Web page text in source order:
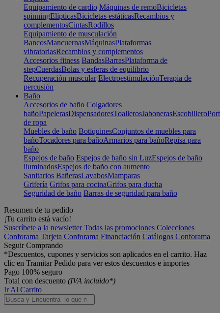
Equipamiento de cardio Máquinas de remoBicicletas
spinningElípticasBicicletas estáticasRecambios y
complementosCintasRodillos
Equipamiento de musculación
BancosMancuernasMáquinasPlataformas
vibratoriasRecambios y complementos
Accesorios fitness BandasBarrasPlataforma de
stepCuerdasBolas y esferas de equilibrio
Recuperación muscular ElectroestimulaciónTerapia de
percusión
Baño
Accesorios de baño Colgadores
bañoPapelerasDispensadoresToallerosJabonerasEscobillero
de ropa
Muebles de baño BotiquinesConjuntos de muebles para
bañoTocadores para bañoArmarios para bañoRepisa para
baño
Espejos de baño Espejos de baño sin LuzEspejos de baño
iluminadosEspejos de baño con aumento
Sanitarios BañerasLavabosMamparas
Grifería Grifos para cocinaGrifos para ducha
Seguridad de baño Barras de seguridad para baño
Resumen de tu pedido
¡Tu carrito está vacío!
Suscríbete a la newsletter Todas las promociones Colecciones
Conforama Tarjeta Conforama Financiación Catálogos Conforama
Seguir Comprando
*Descuentos, cupones y servicios son aplicados en el carrito. Haz
clic en Tramitar Pedido para ver estos descuentos e importes
Pago 100% seguro
Total con descuento (IVA incluido*)
Ir Al Carrito